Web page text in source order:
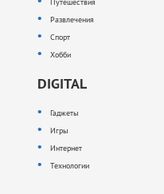
Развлечения
Спорт
Хобби
DIGITAL
Гаджеты
Игры
Интернет
Технологии